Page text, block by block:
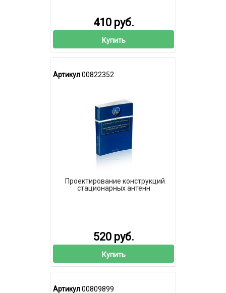
410 руб.
Купить
Артикул00822352
Проектирование конструкций
стационарных антенн
520 руб.
Купить
Артикул00809899